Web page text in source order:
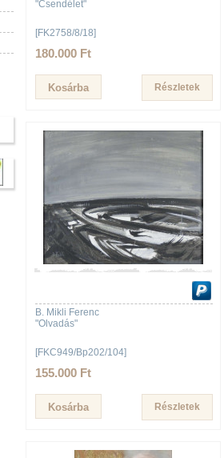
"Csendélet"
[FK2758/8/18]
180.000 Ft
Részletek
B. Mikli Ferenc
"Olvadás"
[FKC949/Bp202/104]
155.000 Ft
Részletek